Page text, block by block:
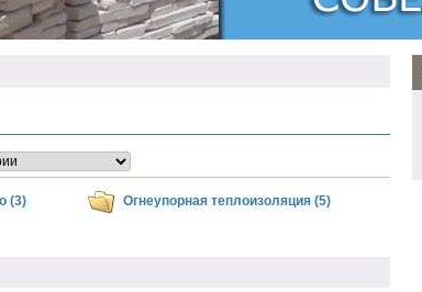
(3)
Огнеупорная теплоизоляция (5)